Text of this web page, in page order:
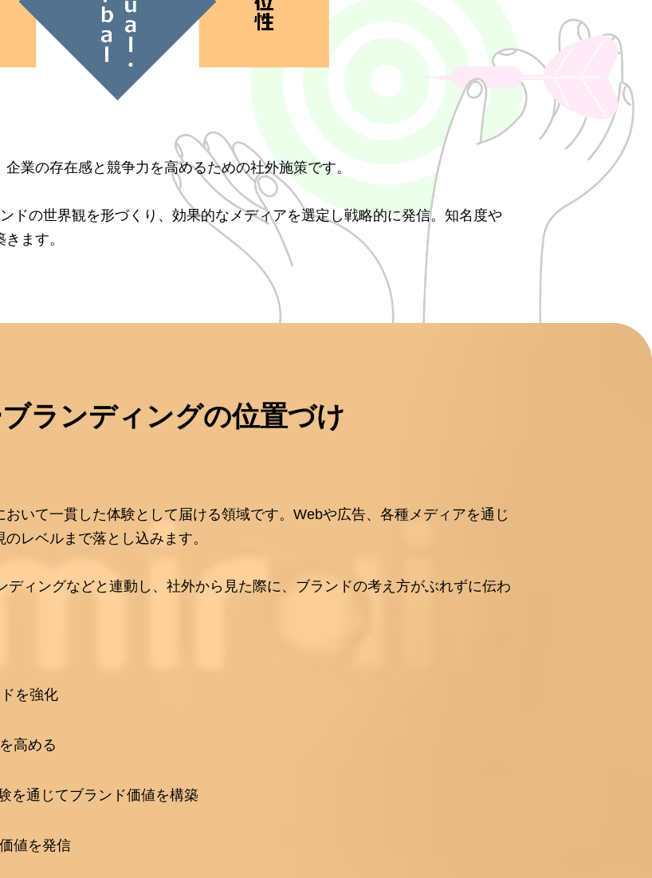
業の存在感と競争力を高めるための社外施策です。
ドの世界観を形づくり、効果的なメディアを選定し戦略的に発信。知名度や
ます。
ランディングの位置づけ
いて一貫した体験として届ける領域です。Webや広告、各種メディアを通じ
レベルまで落とし込みます。
ィングなどと連動し、社外から見た際に、ブランドの考え方がぶれずに伝わ
を強化
高める
を通じてブランド価値を構築
値を発信